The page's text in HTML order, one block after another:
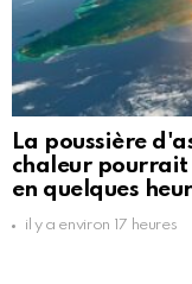
La poussière
chaleur pourrait
en quelques
il y a environ 17 heures